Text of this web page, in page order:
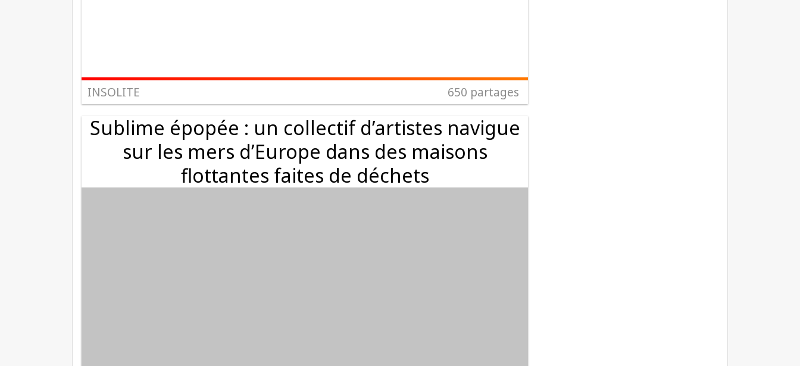
INSOLITE 650 partages
Sublime épopée : un collectif d’artistes navigue
sur les mers d’Europe dans des maisons
flottantes faites de déchets